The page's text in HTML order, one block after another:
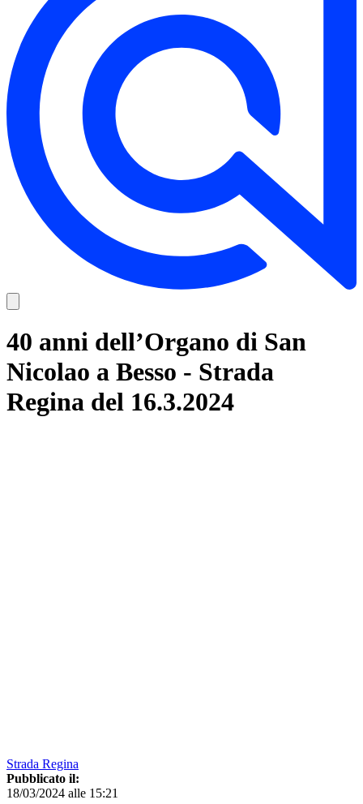
40 anni dell’Organo di San
Nicolao a Besso - Strada
Regina del 16.3.2024
Strada Regina
Pubblicato il:
18/03/2024 alle 15:21